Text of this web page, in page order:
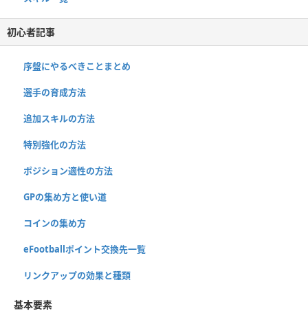
初心者記事
序盤にやるべきことまとめ
選手の育成方法
追加スキルの方法
特別強化の方法
ポジション適性の方法
GPの集め方と使い道
コインの集め方
eFootballポイント交換先一覧
リンクアップの効果と種類
基本要素